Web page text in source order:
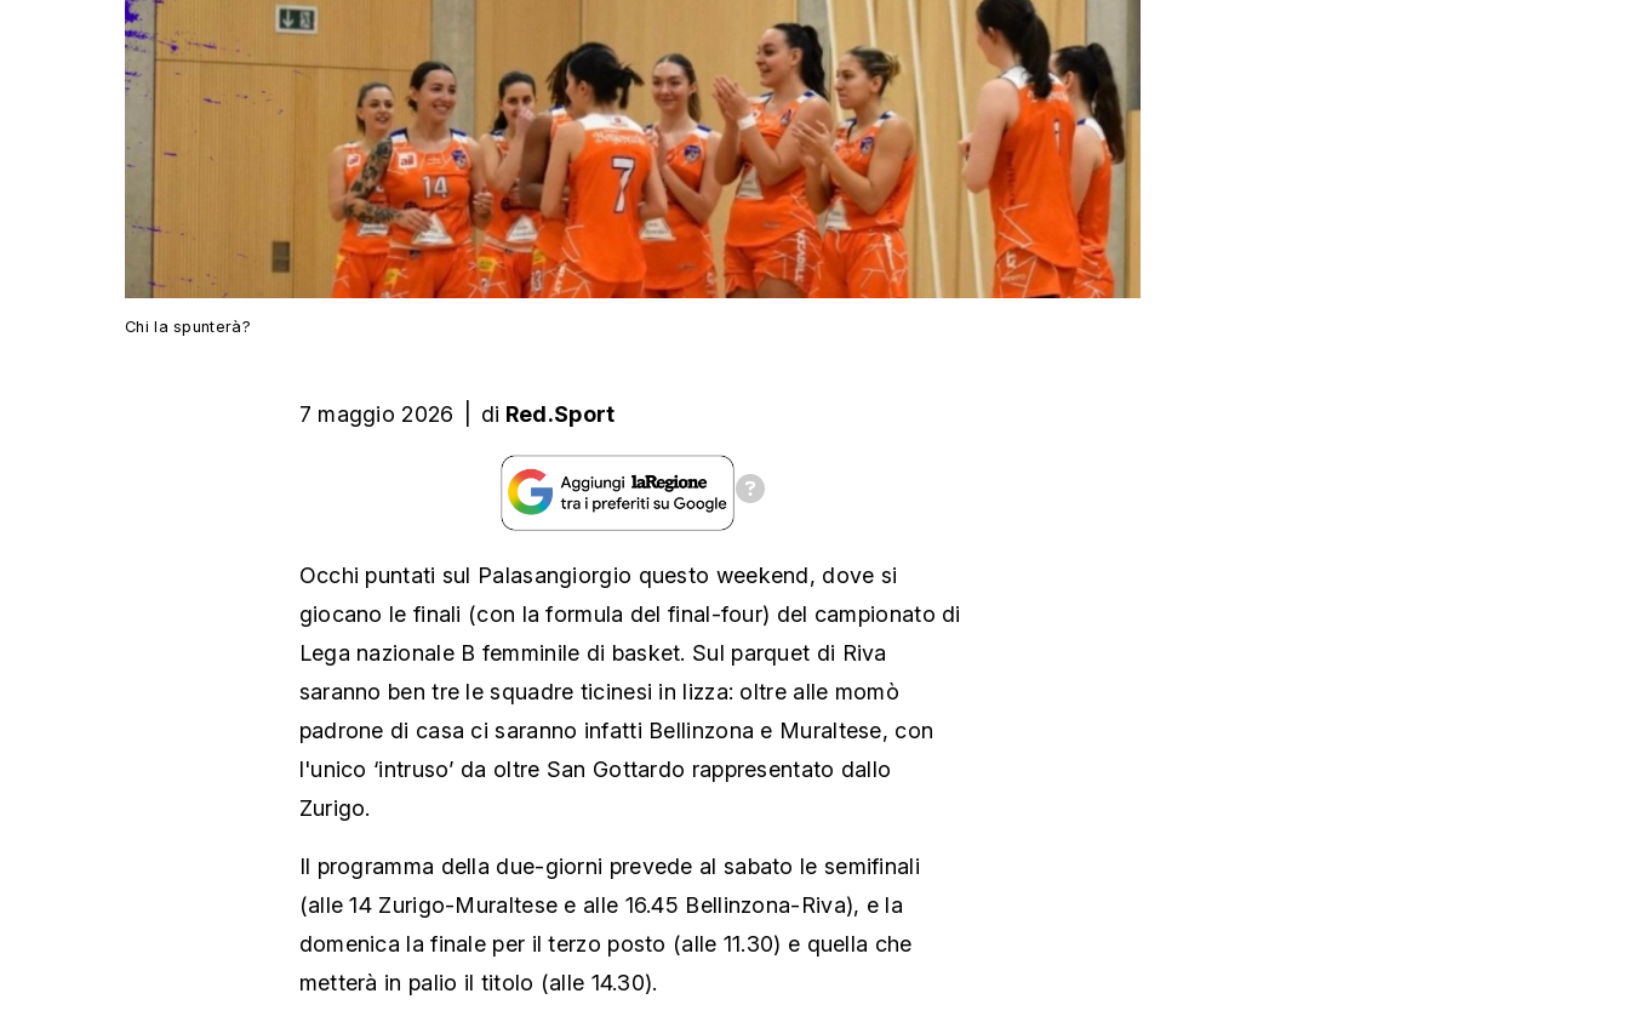
Chi la spunterà?
7 maggio 2026 di Red.Sport
Occhi puntati sul Palasangiorgio questo weekend, dove si
giocano le finali (con la formula del final-four) del campionato di
Lega nazionale B femminile di basket. Sul parquet di Riva
saranno ben tre le squadre ticinesi in lizza: oltre alle momò
padrone di casa ci saranno infatti Bellinzona e Muraltese, con
l'unico ‘intruso’ da oltre San Gottardo rappresentato dallo
Zurigo.
Il programma della due-giorni prevede al sabato le semifinali
(alle 14 Zurigo-Muraltese e alle 16.45 Bellinzona-Riva), e la
domenica la finale per il terzo posto (alle 11.30) e quella che
metterà in palio il titolo (alle 14.30).